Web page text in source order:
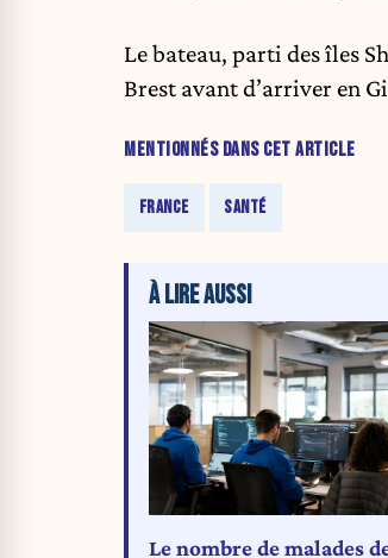
Le bateau, parti des îles
Brest avant d’arriver en
MENTIONNÉS DANS CET ARTICLE
FRANCE SANTÉ
À LIRE AUSSI
Le nombre de malades